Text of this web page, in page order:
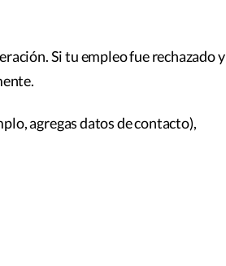
Si tu empleo fue rechazado y
agregas datos de contacto),